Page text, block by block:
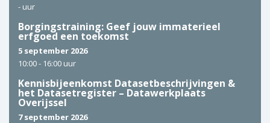
- uur
Borgingstraining: Geef jouw immaterieel
erfgoed een toekomst
5 september 2026
10:00 - 16:00 uur
Kennisbijeenkomst Datasetbeschrijvingen &
het Datasetregister – Datawerkplaats
Overijssel
7 september 2026